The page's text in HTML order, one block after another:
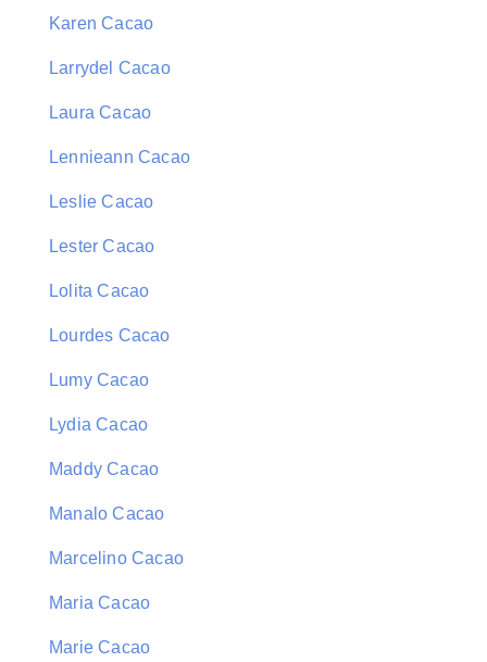
Karen Cacao
Larrydel Cacao
Laura Cacao
Lennieann Cacao
Leslie Cacao
Lester Cacao
Lolita Cacao
Lourdes Cacao
Lumy Cacao
Lydia Cacao
Maddy Cacao
Manalo Cacao
Marcelino Cacao
Maria Cacao
Marie Cacao